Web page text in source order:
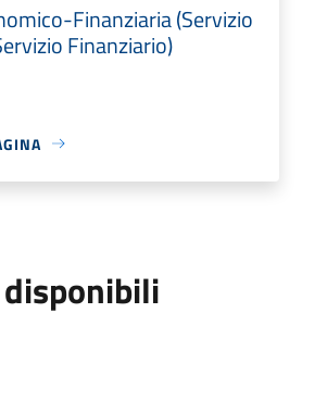
Finanziaria (Servizio
Finanziario)